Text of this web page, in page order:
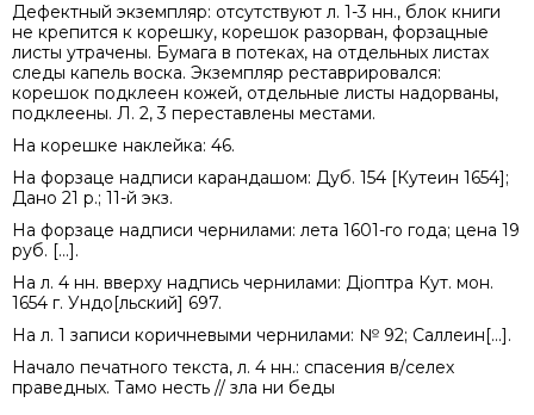
Дефектный экземпляр: отсутствуют л. 1-3 нн., блок книги
не крепится к корешку, корешок разорван, форзацные
листы утрачены. Бумага в потеках, на отдельных листах
следы капель воска. Экземпляр реставрировался:
корешок подклеен кожей, отдельные листы надорваны,
подклеены. Л. 2, 3 переставлены местами.
На корешке наклейка: 46.
На форзаце надписи карандашом: Дуб. 154 [Кутеин 1654];
Дано 21 р.; 11-й экз.
На форзаце надписи чернилами: лета 1601-го года; цена 19
руб. [...].
На л. 4 нн. вверху надпись чернилами: Діоптра Кут. мон.
1654 г. Ундо[льский] 697.
На л. 1 записи коричневыми чернилами: № 92; Саллеин[...].
Начало печатного текста, л. 4 нн.: спасения в/селех
праведных. Тамо несть // зла ни беды